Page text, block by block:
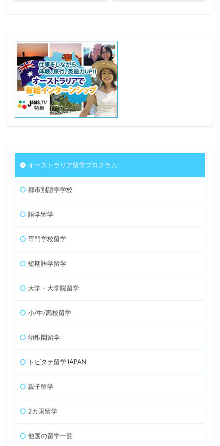
オーストラリア留学プログラム
都市別語学学校
語学留学
専門学校留学
短期語学留学
大学・大学院留学
小/中/高校留学
幼稚園留学
トビタテ留学JAPAN
親子留学
2カ国留学
他国の留学一覧